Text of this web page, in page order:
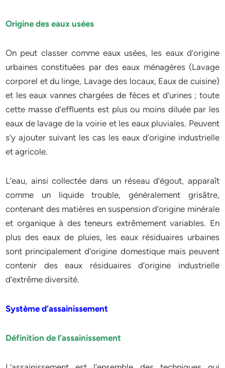
Origine des eaux usées
On peut classer comme eaux usées, les eaux d’origine
urbaines constituées par des eaux ménagères (Lavage
corporel et du linge, Lavage des locaux, Eaux de cuisine)
et les eaux vannes chargées de fèces et d’urines ; toute
cette masse d’effluents est plus ou moins diluée par les
eaux de lavage de la voirie et les eaux pluviales. Peuvent
s’y ajouter suivant les cas les eaux d’origine industrielle
et agricole.
L’eau, ainsi collectée dans un réseau d’égout, apparaît
comme un liquide trouble, généralement grisâtre,
contenant des matières en suspension d’origine minérale
et organique à des teneurs extrêmement variables. En
plus des eaux de pluies, les eaux résiduaires urbaines
sont principalement d’origine domestique mais peuvent
contenir des eaux résiduaires d’origine industrielle
d’extrême diversité.
Système d’assainissement
Définition de l’assainissement